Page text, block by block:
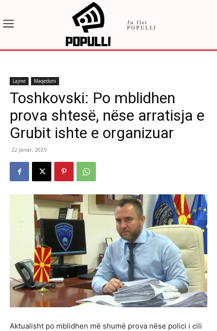
Ju flet
POPULLI
Lajme Maqedoni
Toshkovski: Po mblidhen
prova shtesë, nëse arratisja e
Grubit ishte e organizuar
22 Janar, 2025
Aktualisht po mblidhen më shumë prova nëse polici i cili